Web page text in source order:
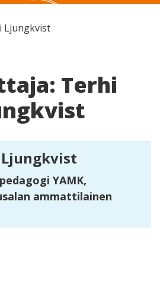
Ljungkvist
Terhi
YAMK,
ammattilainen